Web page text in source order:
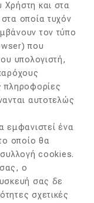
Χρήστη και στα
οποία τυχόν
τον τύπο
που
υπολογιστή,
πληροφορίες
αυτοτελώς
εμφανιστεί ένα
οποίο θα
cookies.
ο
σας δε
σχετικές